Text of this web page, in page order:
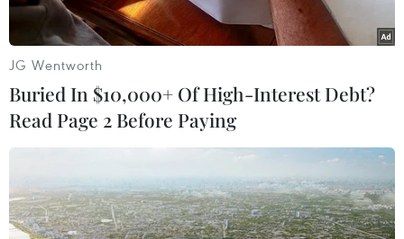
Theo dõi VietnamPlus
JG Wentworth
Buried In $10,000+ Of High-Interest Debt?
Read Page 2 Before Paying